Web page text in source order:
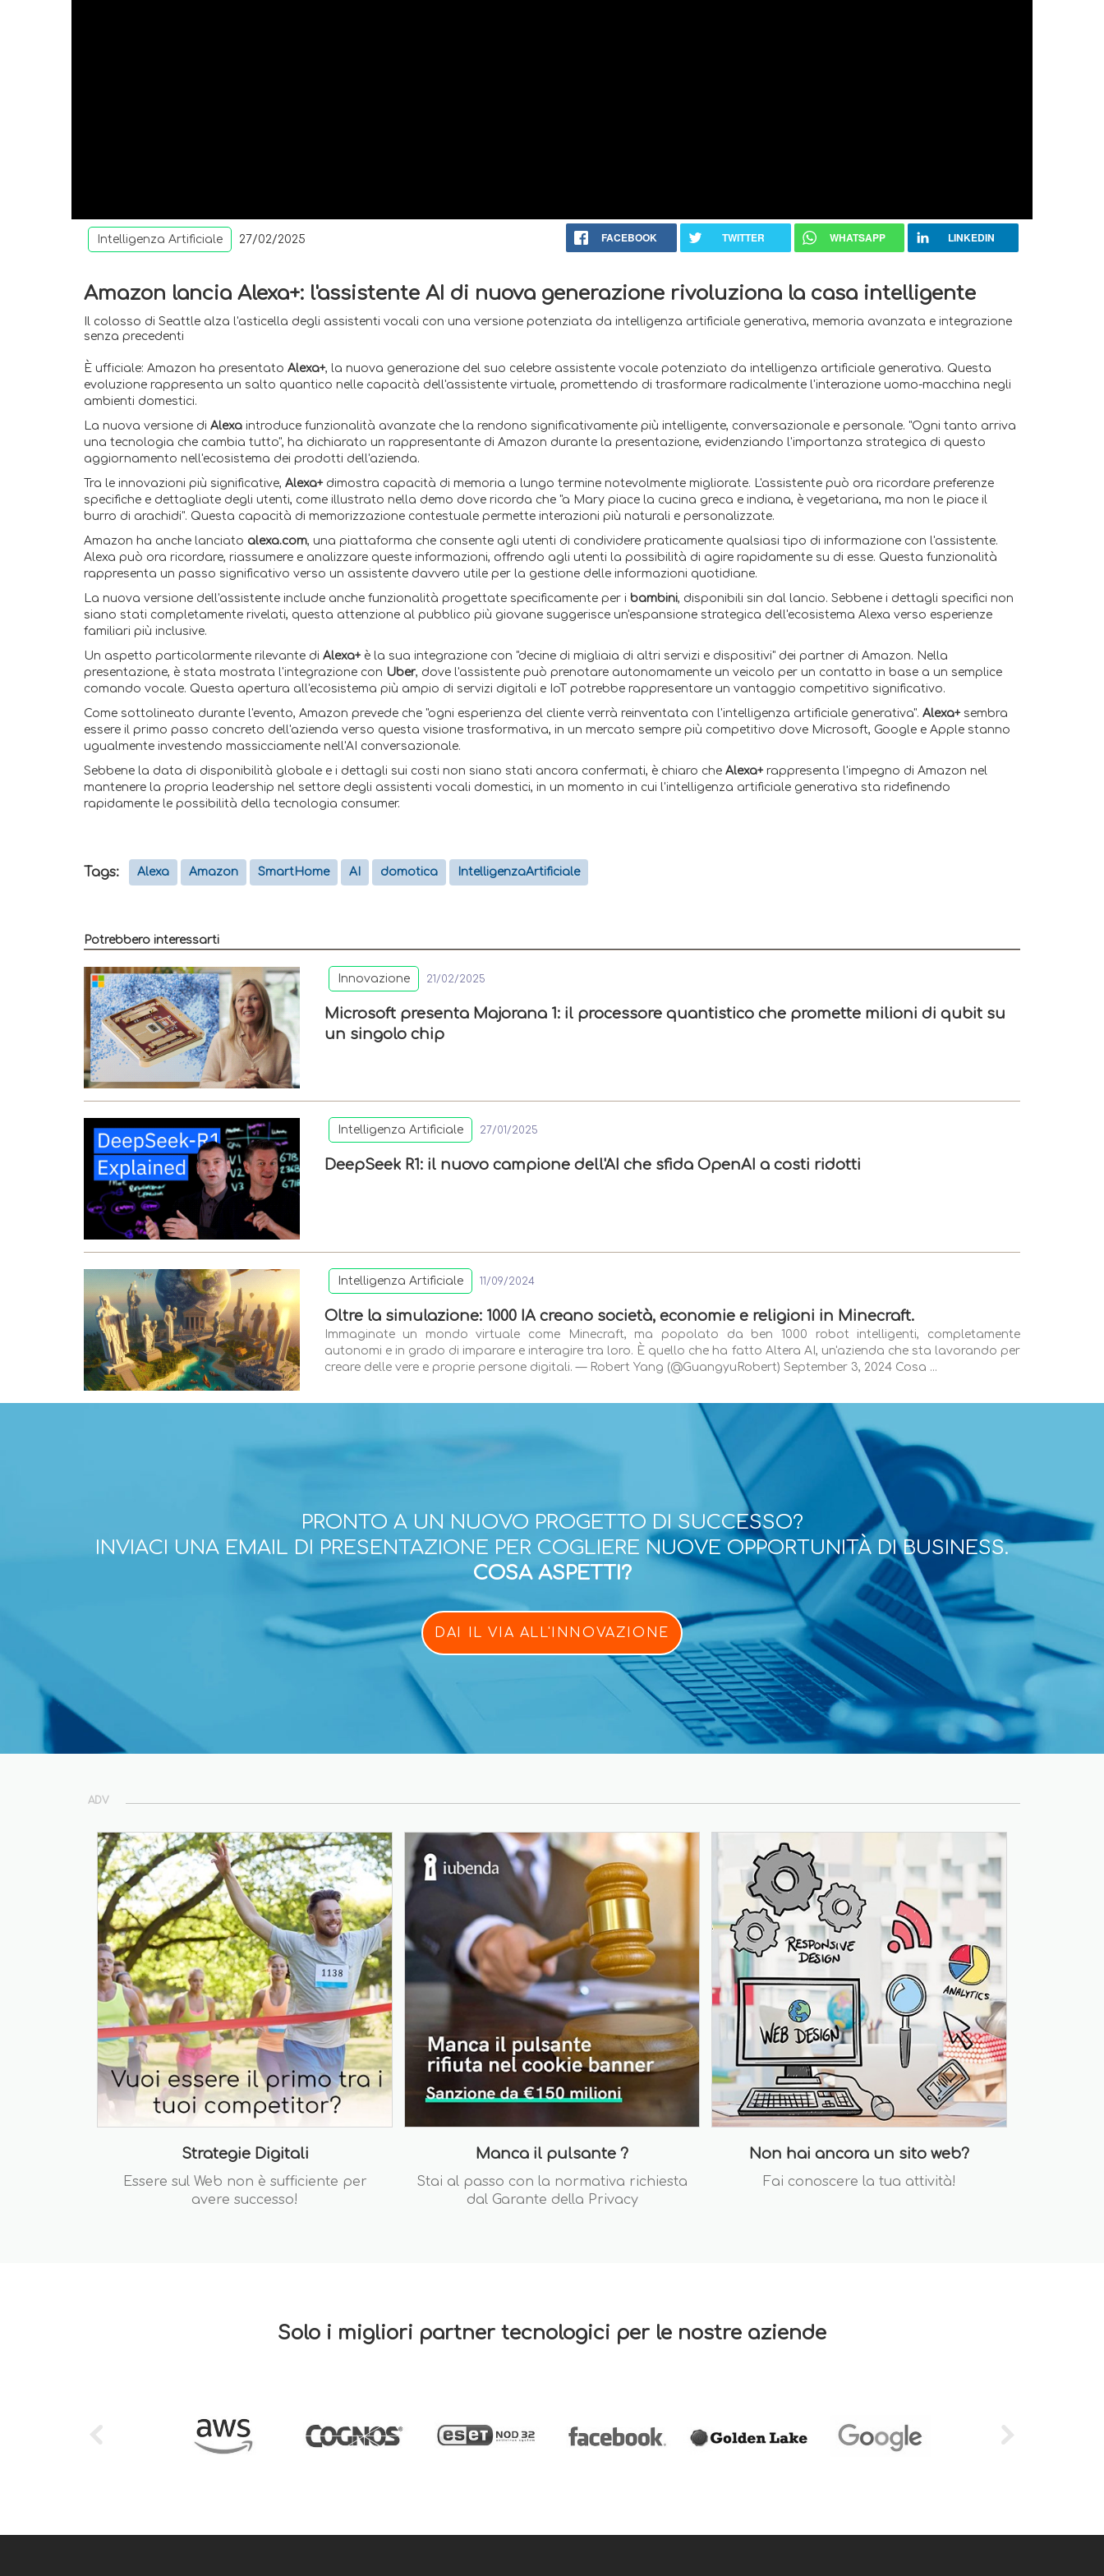
Intelligenza Artificiale 27/02/2025 FACEBOOK TWITTER WHATSAPP LINKEDIN
Amazon lancia Alexa+: l'assistente AI di nuova generazione rivoluziona la casa intelligente
Il colosso di Seattle alza l'asticella degli assistenti vocali con una versione potenziata da intelligenza artificiale generativa, memoria avanzata e integrazione
senza precedenti
È ufficiale: Amazon ha presentato Alexa+, la nuova generazione del suo celebre assistente vocale potenziato da intelligenza artificiale generativa. Questa
evoluzione rappresenta un salto quantico nelle capacità dell'assistente virtuale, promettendo di trasformare radicalmente l'interazione uomo-macchina negli
ambienti domestici.
La nuova versione di Alexa introduce funzionalità avanzate che la rendono significativamente più intelligente, conversazionale e personale. "Ogni tanto arriva
una tecnologia che cambia tutto", ha dichiarato un rappresentante di Amazon durante la presentazione, evidenziando l'importanza strategica di questo
aggiornamento nell'ecosistema dei prodotti dell'azienda.
Tra le innovazioni più significative, Alexa+ dimostra capacità di memoria a lungo termine notevolmente migliorate. L'assistente può ora ricordare preferenze
specifiche e dettagliate degli utenti, come illustrato nella demo dove ricorda che "a Mary piace la cucina greca e indiana, è vegetariana, ma non le piace il
burro di arachidi". Questa capacità di memorizzazione contestuale permette interazioni più naturali e personalizzate.
Amazon ha anche lanciato alexa.com, una piattaforma che consente agli utenti di condividere praticamente qualsiasi tipo di informazione con l'assistente.
Alexa può ora ricordare, riassumere e analizzare queste informazioni, offrendo agli utenti la possibilità di agire rapidamente su di esse. Questa funzionalità
rappresenta un passo significativo verso un assistente davvero utile per la gestione delle informazioni quotidiane.
La nuova versione dell'assistente include anche funzionalità progettate specificamente per i bambini, disponibili sin dal lancio. Sebbene i dettagli specifici non
siano stati completamente rivelati, questa attenzione al pubblico più giovane suggerisce un'espansione strategica dell'ecosistema Alexa verso esperienze
familiari più inclusive.
Un aspetto particolarmente rilevante di Alexa+ è la sua integrazione con "decine di migliaia di altri servizi e dispositivi" dei partner di Amazon. Nella
presentazione, è stata mostrata l'integrazione con Uber, dove l'assistente può prenotare autonomamente un veicolo per un contatto in base a un semplice
comando vocale. Questa apertura all'ecosistema più ampio di servizi digitali e IoT potrebbe rappresentare un vantaggio competitivo significativo.
Come sottolineato durante l'evento, Amazon prevede che "ogni esperienza del cliente verrà reinventata con l'intelligenza artificiale generativa". Alexa+ sembra
essere il primo passo concreto dell'azienda verso questa visione trasformativa, in un mercato sempre più competitivo dove Microsoft, Google e Apple stanno
ugualmente investendo massicciamente nell'AI conversazionale.
Sebbene la data di disponibilità globale e i dettagli sui costi non siano stati ancora confermati, è chiaro che Alexa+ rappresenta l'impegno di Amazon nel
mantenere la propria leadership nel settore degli assistenti vocali domestici, in un momento in cui l'intelligenza artificiale generativa sta ridefinendo
rapidamente le possibilità della tecnologia consumer.
Tags: Alexa Amazon SmartHome AI domotica IntelligenzaArtificiale
Potrebbero interessarti
Innovazione 21/02/2025
Microsoft presenta Majorana 1: il processore quantistico che promette milioni di qubit su
un singolo chip
Intelligenza Artificiale 27/01/2025
DeepSeek R1: il nuovo campione dell'AI che sfida OpenAI a costi ridotti
Intelligenza Artificiale 11/09/2024
Oltre la simulazione: 1000 IA creano società, economie e religioni in Minecraft.
Immaginate un mondo virtuale come Minecraft, ma popolato da ben 1000 robot intelligenti, completamente
autonomi e in grado di imparare e interagire tra loro. È quello che ha fatto Altera AI, un'azienda che sta lavorando per
creare delle vere e proprie persone digitali. — Robert Yang (@GuangyuRobert) September 3, 2024 Cosa ...
PRONTO A UN NUOVO PROGETTO DI SUCCESSO?
INVIACI UNA EMAIL DI PRESENTAZIONE PER COGLIERE NUOVE OPPORTUNITÀ DI BUSINESS.
COSA ASPETTI?
DAI IL VIA ALL'INNOVAZIONE
ADV
Strategie Digitali
Essere sul Web non è sufficiente per
avere successo!
Manca il pulsante ?
Stai al passo con la normativa richiesta
dal Garante della Privacy
Non hai ancora un sito web?
Fai conoscere la tua attività!
Solo i migliori partner tecnologici per le nostre aziende